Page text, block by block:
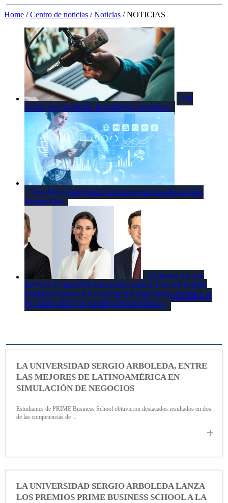
Home /Centro de noticias /Noticias /NOTICIAS
EN
PODCAST | PRIME BUSINESS SCHOOL
Transformación Digital: lecciones que nos deja el caso
Disney Plus
GERENCIA 4.0:
RETOS Y OPORTUNIDADES PARA LOS LÍDERES
EMPRESARIALES Y GUBERNAMENTALES DE LA
CUARTA REVOLUCIÓN INDUSTRIAL
LA UNIVERSIDAD SERGIO ARBOLEDA, ENTRE
LAS MEJORES DE LATINOAMÉRICA EN
SIMULACIÓN DE NEGOCIOS
Estudiantes de PRIME Business School obtuvieron destacados resultados en dos
de las competencias de ...
LA UNIVERSIDAD SERGIO ARBOLEDA LANZA
LOS PREMIOS PRIME BUSINESS SCHOOL A LA